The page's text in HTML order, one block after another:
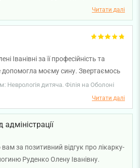
кава та смарт-льодяники без
працюємо над покращенням
великих і маленьких пацієнтів.
вам та вашій родині.
Читати далі
Іванівні за її професійність та
моєму сину. Звертаємось
уважна до своїх пацієнтів. Дякую
Неврологія дитяча. Філія на Оболоні
Читати далі
адміністрації
вам за позитивний відгук про лікарку-
Руденко Олену Іванівну.